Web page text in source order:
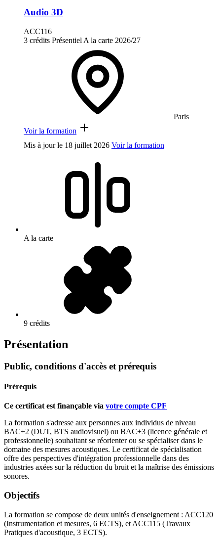
Audio 3D
ACC116
3 crédits Présentiel A la carte 2026/27
Paris
Voir la formation
Mis à jour le 18 juillet 2026 Voir la formation
A la carte
9 crédits
Présentation
Public, conditions d'accès et prérequis
Prérequis
Ce certificat est finançable via votre compte CPF
La formation s'adresse aux personnes aux individus de niveau
BAC+2 (DUT, BTS audiovisuel) ou BAC+3 (licence générale et
professionnelle) souhaitant se réorienter ou se spécialiser dans le
domaine des mesures acoustiques. Le certificat de spécialisation
offre des perspectives d'intégration professionnelle dans des
industries axées sur la réduction du bruit et la maîtrise des émissions
sonores.
Objectifs
La formation se compose de deux unités d'enseignement : ACC120
(Instrumentation et mesures, 6 ECTS), et ACC115 (Travaux
Pratiques d'acoustique, 3 ECTS).